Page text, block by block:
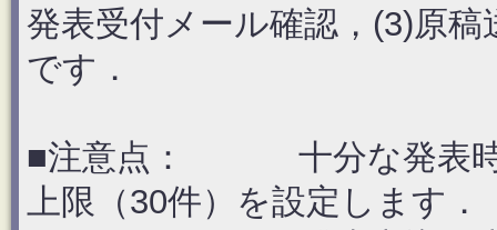
発表受付メール確認，(3)原
です．
■注意点： 十分な発表時
上限（30件）を設定します．